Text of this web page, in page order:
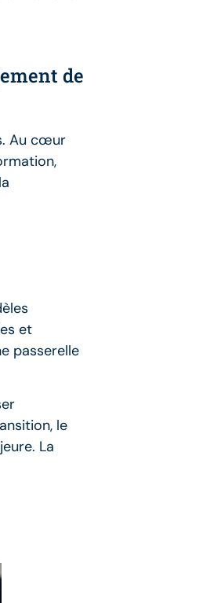
de
Au cœur
et
passerelle
le
La